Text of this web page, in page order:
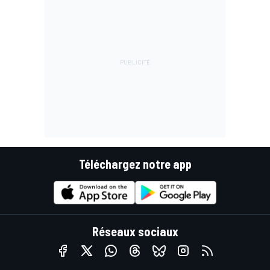
Téléchargez notre app
Réseaux sociaux